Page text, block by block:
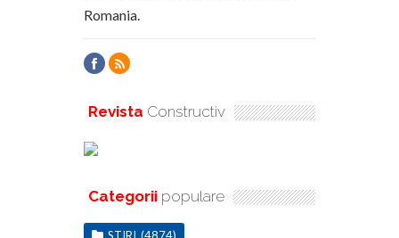
Romania.
Revista Constructiv
Categorii populare